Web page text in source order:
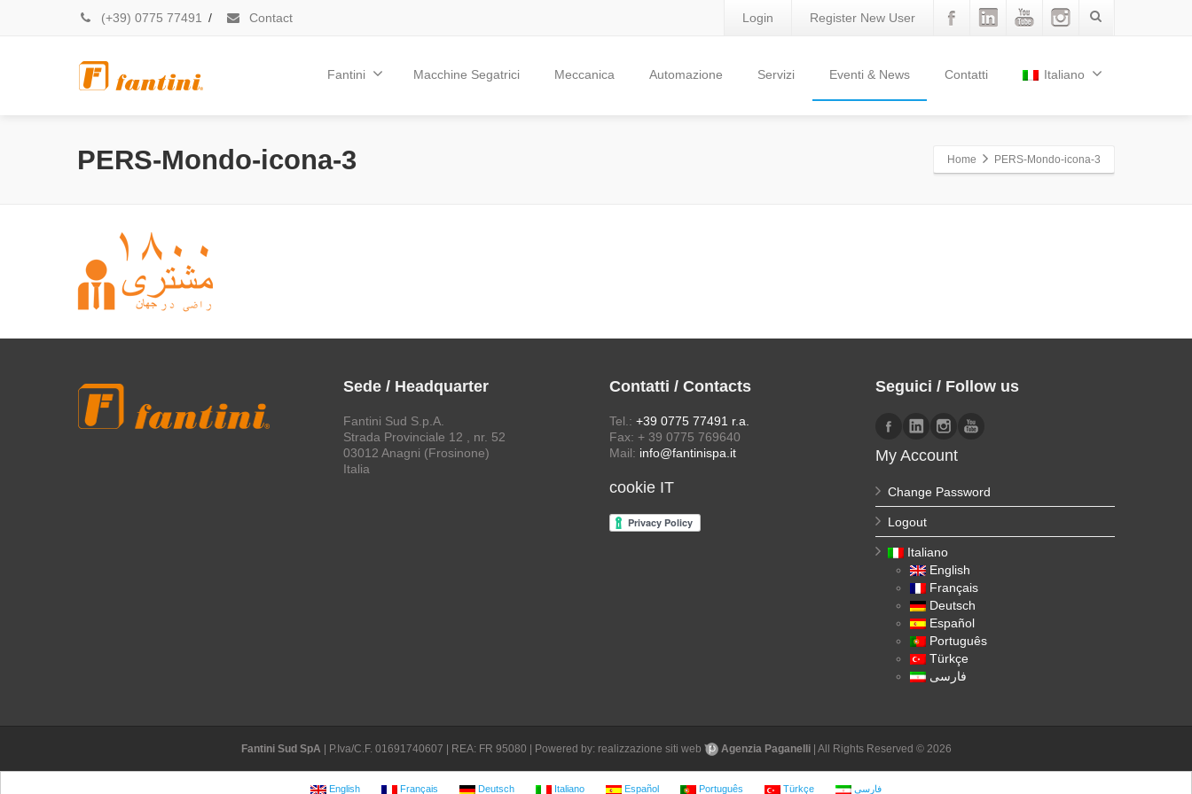
(+39) 0775 77491 / Contact Login Register New User
Fantini Macchine Segatrici Meccanica Automazione Servizi Eventi & News Contatti Italiano
PERS-Mondo-icona-3 Home PERS-Mondo-icona-3
Sede / Headquarter
Fantini Sud S.p.A.
Strada Provinciale 12 , nr. 52
03012 Anagni (Frosinone)
Italia
Contatti / Contacts
Tel.: +39 0775 77491 r.a.
Fax: + 39 0775 769640
Mail: info@fantinispa.it
cookie IT
Seguici / Follow us
My Account
Change Password
Logout
Italiano
English
Français
Deutsch
Español
Português
Türkçe
فارسی
Fantini Sud SpA | P.Iva/C.F. 01691740607 | REA: FR 95080 | Powered by: realizzazione siti web Agenzia Paganelli| All Rights Reserved © 2026
English Français Deutsch Italiano Español Português Türkçe فارسی